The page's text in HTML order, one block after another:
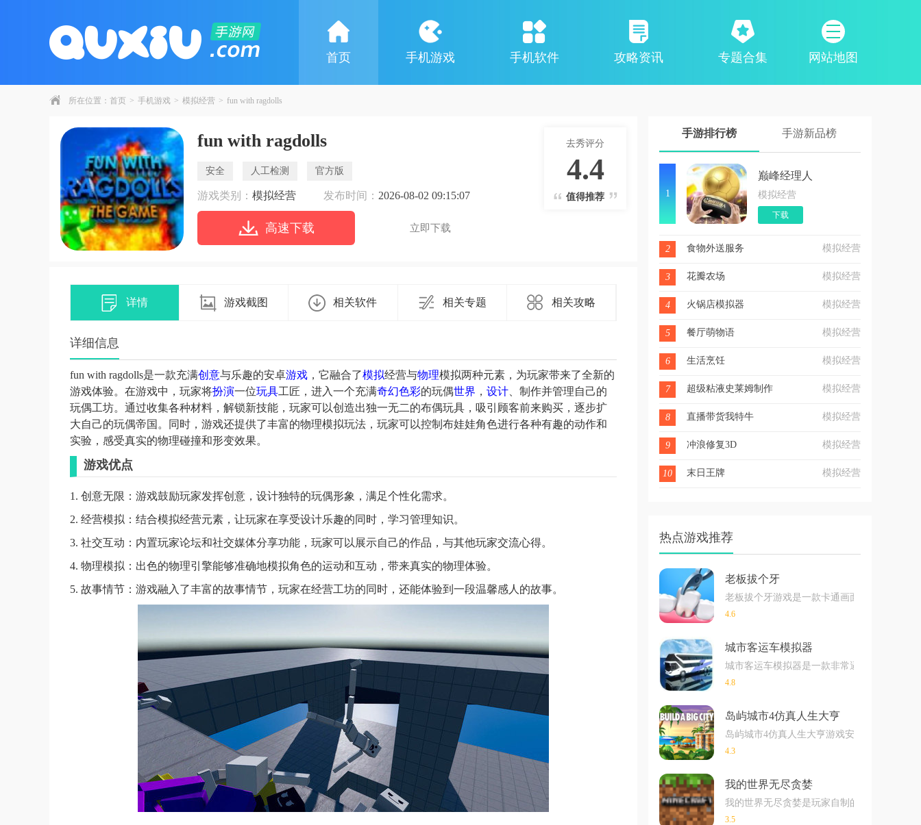
网站地图
首页 手机游戏 手机软件 攻略资讯 专题合集
所在位置： 首页 > 手机游戏 > 模拟经营 > fun with ragdolls
fun with ragdolls
安全 人工检测 官方版
游戏类别： 模拟经营 发布时间： 2026-08-02 09:15:07
高速下载 立即下载
去秀评分
4.4
值得推荐
详情 游戏截图 相关软件 相关专题 相关攻略
详细信息
fun with ragdolls是一款充满创意与乐趣的安卓游戏 ，它融合了模拟经营与物理模拟两种元素，为玩家带来了全新的
游戏体验。在游戏中，玩家将扮演一位玩具工匠，进入一个充满奇幻色彩的玩偶世界 ， 设计 、制作并管理自己的
玩偶工坊。通过收集各种材料，解锁新技能，玩家可以创造出独一无二的布偶玩具，吸引顾客前来购买，逐步扩
大自己的玩偶帝国。同时，游戏还提供了丰富的物理模拟玩法，玩家可以控制布娃娃角色进行各种有趣的动作和
实验，感受真实的物理碰撞和形变效果。
游戏优点
1. 创意无限：游戏鼓励玩家发挥创意，设计独特的玩偶形象，满足个性化需求。
2. 经营模拟：结合模拟经营元素，让玩家在享受设计乐趣的同时，学习管理知识。
3. 社交互动：内置玩家论坛和社交媒体分享功能，玩家可以展示自己的作品，与其他玩家交流心得。
4. 物理模拟：出色的物理引擎能够准确地模拟角色的运动和互动，带来真实的物理体验。
5. 故事情节：游戏融入了丰富的故事情节，玩家在经营工坊的同时，还能体验到一段温馨感人的故事。
手游排行榜 手游新品榜
1
巅峰经理人
模拟经营
下载
2 食物外送服务 模拟经营
3 花瓣农场 模拟经营
4 火锅店模拟器 模拟经营
5 餐厅萌物语 模拟经营
6 生活烹饪 模拟经营
7 超级粘液史莱姆制作 模拟经营
8 直播带货我特牛 模拟经营
9 冲浪修复3D 模拟经营
10 末日王牌 模拟经营
热点游戏推荐
老板拔个牙
老板拔个牙游戏是一款卡通画面风格的模拟
4.6
城市客运车模拟器
城市客运车模拟器是一款非常逼真的模拟驾
4.8
岛屿城市4仿真人生大亨
岛屿城市4仿真人生大亨游戏安卓最新版下载
4.3
我的世界无尽贪婪
我的世界无尽贪婪是玩家自制的模组，玩家
3.5